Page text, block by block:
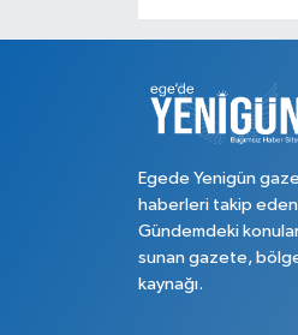
Egede Yenigün
haberleri takip
Gündemdeki
sunan gazete,
kaynağı.